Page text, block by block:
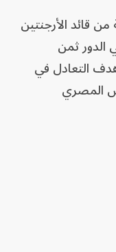
قائد الأرجنتين
الدور ثمن
التعادل في
المصري